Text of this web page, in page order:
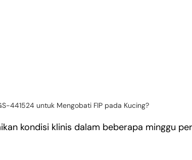
441524 untuk Mengobati FIP pada Kucing?
kondisi klinis dalam beberapa minggu